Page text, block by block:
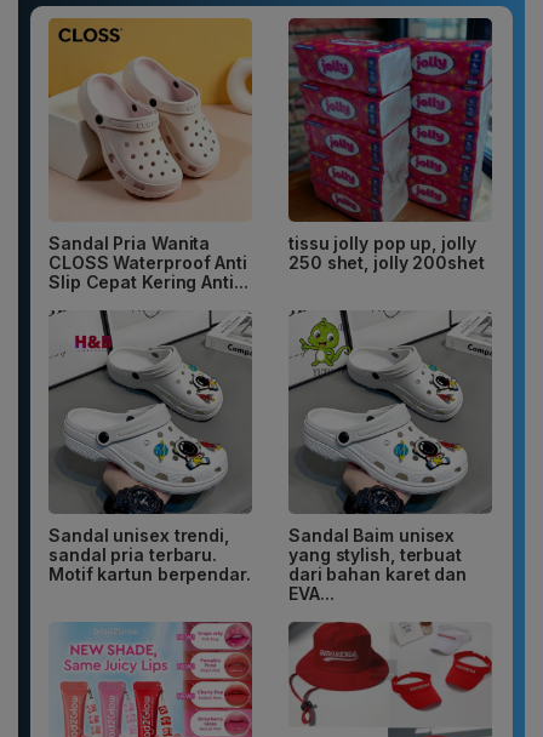
Sandal Pria Wanita
CLOSS Waterproof Anti
Slip Cepat Kering Anti...
tissu jolly pop up, jolly
250 shet, jolly 200shet
Sandal unisex trendi,
sandal pria terbaru.
Motif kartun berpendar.
Sandal Baim unisex
yang stylish, terbuat
dari bahan karet dan
EVA...